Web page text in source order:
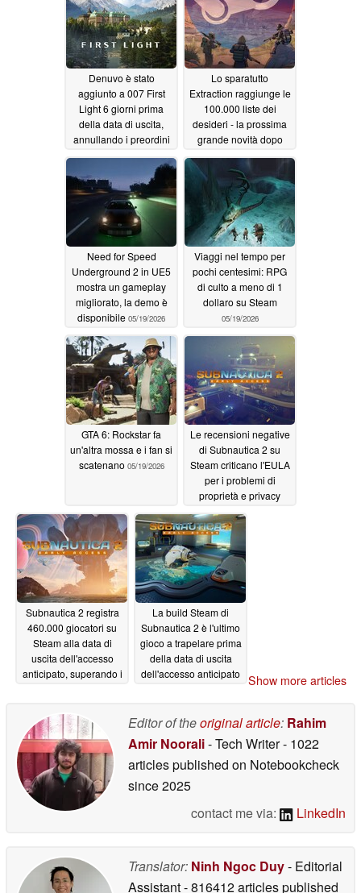
Denuvo è stato
aggiunto a 007 First
Light 6 giorni prima
della data di uscita,
annullando i preordini
05/22/2026
Lo sparatutto
Extraction raggiunge le
100.000 liste dei
desideri - la prossima
grande novità dopo
05/19/2026
Need for Speed
Underground 2 in UE5
mostra un gameplay
migliorato, la demo è
disponibile 05/19/2026
Viaggi nel tempo per
pochi centesimi: RPG
di culto a meno di 1
dollaro su Steam
05/19/2026
GTA 6: Rockstar fa
un'altra mossa e i fan si
scatenano 05/19/2026
Le recensioni negative
di Subnautica 2 su
Steam criticano l'EULA
per i problemi di
proprietà e privacy
05/18/2026
Subnautica 2 registra
460.000 giocatori su
Steam alla data di
uscita dell'accesso
anticipato, superando i
La build Steam di
Subnautica 2 è l'ultimo
gioco a trapelare prima
della data di uscita
dell'accesso anticipato Show more articles
Editor of theoriginal article: Rahim
Amir Noorali- Tech Writer- 1022
articles published on Notebookcheck
since 2025
contact me via:
LinkedIn
Translator: Ninh Ngoc Duy- Editorial
Assistant- 816412 articles published